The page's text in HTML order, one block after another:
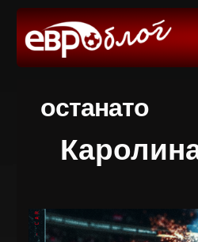
останато